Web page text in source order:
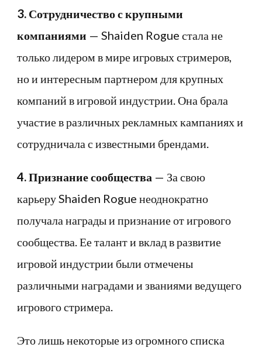
3. Сотрудничество с крупными
компаниями — Shaiden Rogue стала не
только лидером в мире игровых стримеров,
но и интересным партнером для крупных
компаний в игровой индустрии. Она брала
участие в различных рекламных кампаниях и
сотрудничала с известными брендами.
4. Признание сообщества — За свою
карьеру Shaiden Rogue неоднократно
получала награды и признание от игрового
сообщества. Ее талант и вклад в развитие
игровой индустрии были отмечены
различными наградами и званиями ведущего
игрового стримера.
Это лишь некоторые из огромного списка